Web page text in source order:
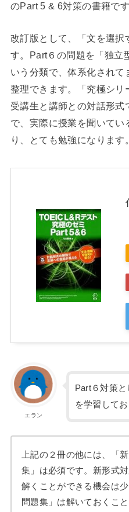
のPart 5 & 6対策の書籍です
改訂版として、「文を選択
す。Part６の問題を「独立
いう分類で、体系化され
整理できます。「究極シ
受講生と講師との対話形
で、実際に授業を聞いてい
り、とても勉強になります。
エラン
Part６対策
を学習して
上記の２冊の他には、「
集」は必須です。新形式
解くことができる機会は
問題集」は解いておくこ